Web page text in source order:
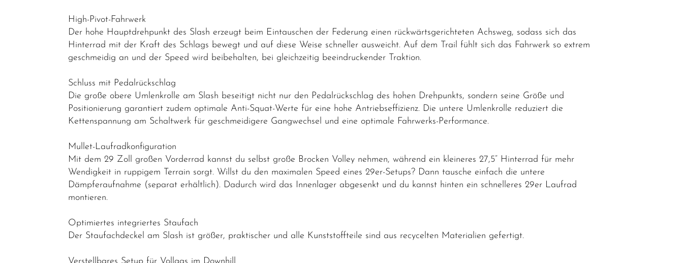
High-Pivot-Fahrwerk
Der hohe Hauptdrehpunkt des Slash erzeugt beim Eintauschen der Federung einen rückwärtsgerichteten Achsweg, sodass sich das
Hinterrad mit der Kraft des Schlags bewegt und auf diese Weise schneller ausweicht. Auf dem Trail fühlt sich das Fahrwerk so extrem
geschmeidig an und der Speed wird beibehalten, bei gleichzeitig beeindruckender Traktion.
Schluss mit Pedalrückschlag
Die große obere Umlenkrolle am Slash beseitigt nicht nur den Pedalrückschlag des hohen Drehpunkts, sondern seine Größe und
Positionierung garantiert zudem optimale Anti-Squat-Werte für eine hohe Antriebseffizienz. Die untere Umlenkrolle reduziert die
Kettenspannung am Schaltwerk für geschmeidigere Gangwechsel und eine optimale Fahrwerks-Performance.
Mullet-Laufradkonfiguration
Mit dem 29 Zoll großen Vorderrad kannst du selbst große Brocken Volley nehmen, während ein kleineres 27,5“ Hinterrad für mehr
Wendigkeit in ruppigem Terrain sorgt. Willst du den maximalen Speed eines 29er-Setups? Dann tausche einfach die untere
Dämpferaufnahme (separat erhältlich). Dadurch wird das Innenlager abgesenkt und du kannst hinten ein schnelleres 29er Laufrad
montieren.
Optimiertes integriertes Staufach
Der Staufachdeckel am Slash ist größer, praktischer und alle Kunststoffteile sind aus recycelten Materialien gefertigt.